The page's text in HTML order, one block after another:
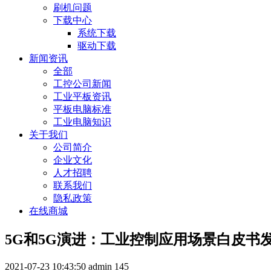
刷机问题
下载中心
系统下载
驱动下载
新闻资讯
全部
工控公司新闻
工业平板资讯
平板电脑标准
工业电脑知识
关于我们
公司简介
企业文化
人才招聘
联系我们
隐私政策
在线商城
5G和5G演进：工业控制应用场景白皮书
2021-07-23 10:43:50 admin 145